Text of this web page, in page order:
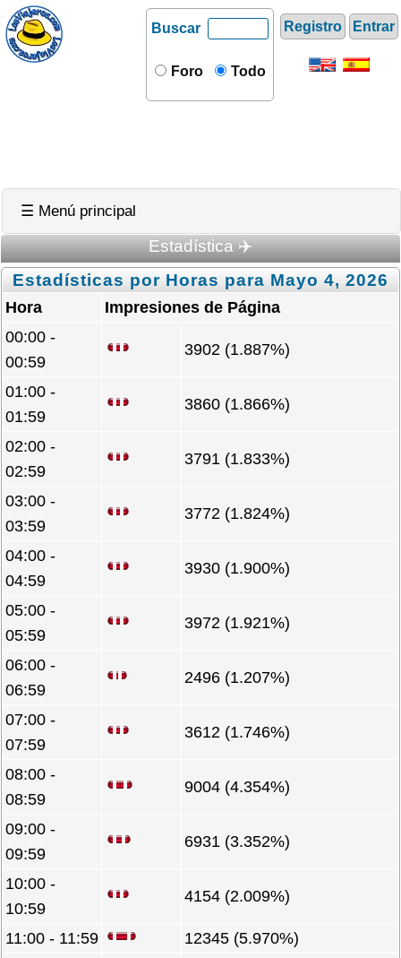
Registro Entrar
Buscar
Foro Todo
☰ Menú principal
Estadística ✈️
Estadísticas por Horas para Mayo 4, 2026
Hora
Impresiones de Página
00:00 -
00:59
3902 (1.887%)
01:00 -
01:59
3860 (1.866%)
02:00 -
02:59
3791 (1.833%)
03:00 -
03:59
3772 (1.824%)
04:00 -
04:59
3930 (1.900%)
05:00 -
05:59
3972 (1.921%)
06:00 -
06:59
2496 (1.207%)
07:00 -
07:59
3612 (1.746%)
08:00 -
08:59
9004 (4.354%)
09:00 -
09:59
6931 (3.352%)
10:00 -
10:59
4154 (2.009%)
11:00 - 11:59
12345 (5.970%)